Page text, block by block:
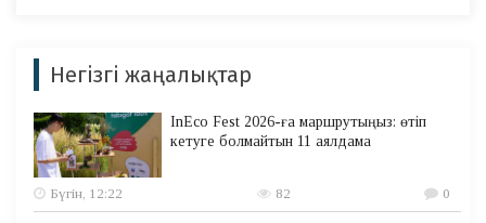
Негізгі жаңалықтар
InEco Fest 2026-ға маршрутыңыз: өтіп
кетуге болмайтын 11 аялдама
Бүгін, 12:22 82 0